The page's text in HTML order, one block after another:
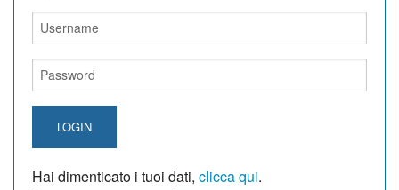
LOGIN
Hai dimenticato i tuoi dati, clicca qui.